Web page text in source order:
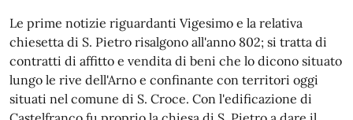
Le prime notizie riguardanti Vigesimo e la relativa
chiesetta di S. Pietro risalgono all'anno 802; si tratta di
contratti di affitto e vendita di beni che lo dicono situato
lungo le rive dell'Arno e confinante con territori oggi
situati nel comune di S. Croce. Con l'edificazione di